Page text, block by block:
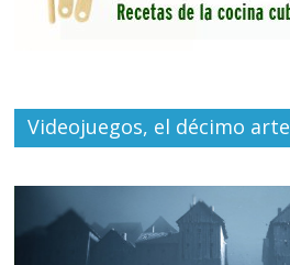
Videojuegos, el décimo arte